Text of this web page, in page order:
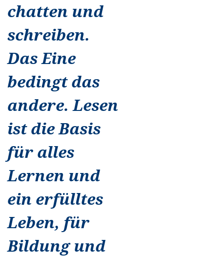
chatten und
schreiben.
Das Eine
bedingt das
andere. Lesen
ist die Basis
für alles
Lernen und
ein erfülltes
Leben, für
Bildung und